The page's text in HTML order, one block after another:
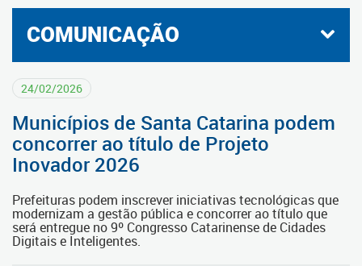
COMUNICAÇÃO
24/02/2026
Municípios de Santa Catarina podem
concorrer ao título de Projeto
Inovador 2026
Prefeituras podem inscrever iniciativas tecnológicas que
modernizam a gestão pública e concorrer ao título que
será entregue no 9º Congresso Catarinense de Cidades
Digitais e Inteligentes.